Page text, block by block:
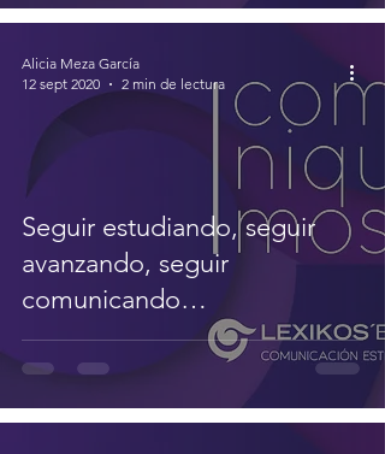
Seguir estudiando, seguir
avanzando, seguir
comunicando…
Alicia Meza García
12 sept 2020
2 min de lectura